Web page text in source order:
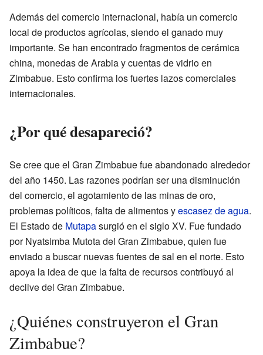
Además del comercio internacional, había un comercio
local de productos agrícolas, siendo el ganado muy
importante. Se han encontrado fragmentos de cerámica
china, monedas de Arabia y cuentas de vidrio en
Zimbabue. Esto confirma los fuertes lazos comerciales
internacionales.
¿Por qué desapareció?
Se cree que el Gran Zimbabue fue abandonado alrededor
del año 1450. Las razones podrían ser una disminución
del comercio, el agotamiento de las minas de oro,
problemas políticos, falta de alimentos yescasez de agua.
El Estado de Mutapasurgió en el siglo XV. Fue fundado
por Nyatsimba Mutota del Gran Zimbabue, quien fue
enviado a buscar nuevas fuentes de sal en el norte. Esto
apoya la idea de que la falta de recursos contribuyó al
declive del Gran Zimbabue.
¿Quiénes construyeron el Gran
Zimbabue?